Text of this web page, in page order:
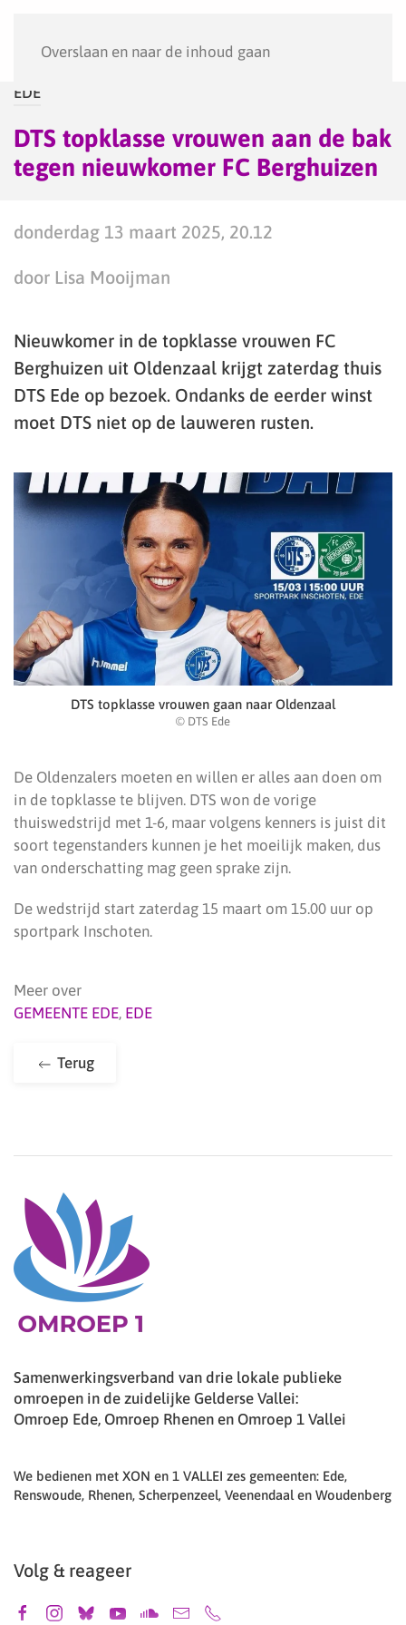
Overslaan en naar de inhoud gaan
EDE
DTS topklasse vrouwen aan de bak
tegen nieuwkomer FC Berghuizen
donderdag 13 maart 2025, 20.12
door Lisa Mooijman
Nieuwkomer in de topklasse vrouwen FC
Berghuizen uit Oldenzaal krijgt zaterdag thuis
DTS Ede op bezoek. Ondanks de eerder winst
moet DTS niet op de lauweren rusten.
DTS topklasse vrouwen gaan naar Oldenzaal
© DTS Ede
De Oldenzalers moeten en willen er alles aan doen om
in de topklasse te blijven. DTS won de vorige
thuiswedstrijd met 1-6, maar volgens kenners is juist dit
soort tegenstanders kunnen je het moeilijk maken, dus
van onderschatting mag geen sprake zijn.
De wedstrijd start zaterdag 15 maart om 15.00 uur op
sportpark Inschoten.
Meer over
GEMEENTE EDE, EDE
Terug
Samenwerkingsverband van drie lokale publieke
omroepen in de zuidelijke Gelderse Vallei:
Omroep Ede, Omroep Rhenen en Omroep 1 Vallei
We bedienen met XON en 1 VALLEI zes gemeenten: Ede,
Renswoude, Rhenen, Scherpenzeel, Veenendaal en Woudenberg
Volg & reageer